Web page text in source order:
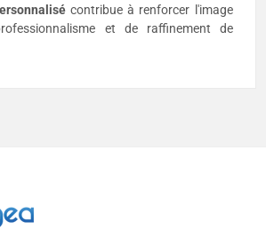
contribue à renforcer l'image
et de raffinement de